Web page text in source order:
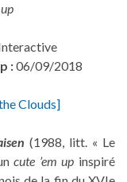
:06/09/2018
Clouds]
(1988, litt. « Le
cute ’em up inspiré